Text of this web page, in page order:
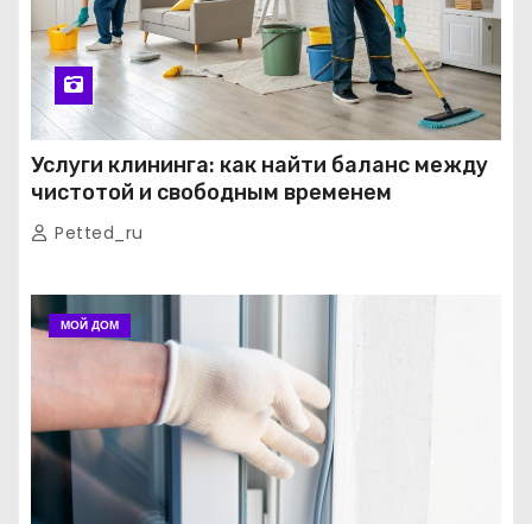
Услуги клининга: как найти баланс между
чистотой и свободным временем
Petted_ru
МОЙ ДОМ